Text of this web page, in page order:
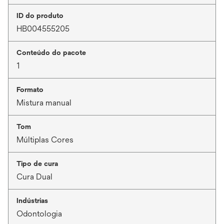
ID do produto
HB004555205
Conteúdo do pacote
1
Formato
Mistura manual
Tom
Múltiplas Cores
Tipo de cura
Cura Dual
Indústrias
Odontologia